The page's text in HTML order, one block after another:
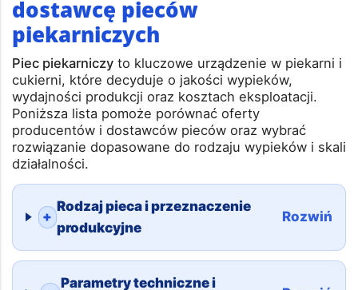
Checklista: jak wybrać
dostawcę pieców
piekarniczych
Piec piekarniczyto kluczowe urządzenie w piekarni i
cukierni, które decyduje o jakości wypieków,
wydajności produkcji oraz kosztach eksploatacji.
Poniższa lista pomoże porównać oferty
producentów i dostawców pieców oraz wybrać
działalności.
+
Rodzaj pieca i przeznaczenie
produkcyjne
Rozwiń